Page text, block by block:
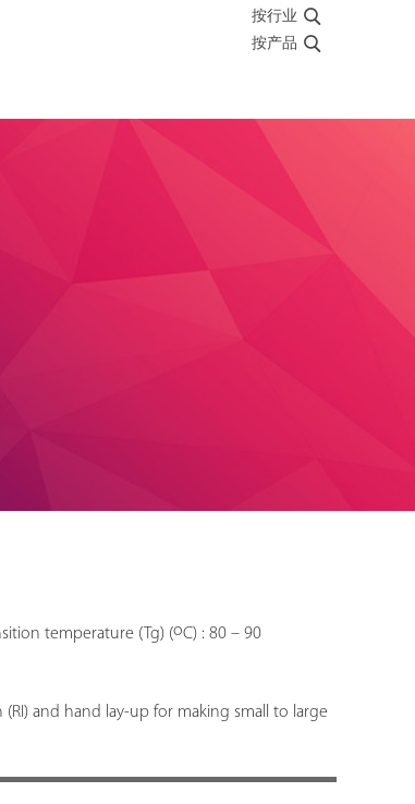
按行业
按产品
temperature (Tg) (oC) : 80 – 90
and hand lay-up for making small to large